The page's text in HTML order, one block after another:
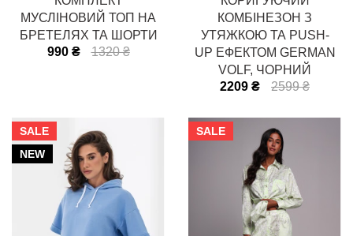
МУСЛІНОВИЙ ТОП НА
БРЕТЕЛЯХ ТА ШОРТИ
990 ₴
1320 ₴
КОМБІНЕЗОН З
УТЯЖКОЮ ТА PUSH-
UP ЕФЕКТОМ GERMAN
VOLF, ЧОРНИЙ
2209 ₴
2599 ₴
SALE
NEW
SALE